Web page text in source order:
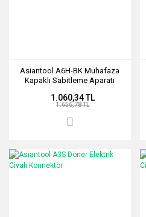
Asiantool A6H-BK Muhafaza
Kapaklı Sabitleme Aparatı
1.060,34 TL
1.656,78 TL